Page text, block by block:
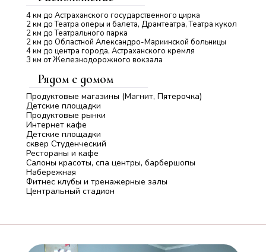
Рядом с домом
4 км до Астраханского государственного цирка
2 км до Театра оперы и балета, Драмтеатра, Театра кукол
2 км до Театрального парка
2 км до Областной Александро-Мариинской больницы
4 км до центра города, Астраханского кремля
3 км от Железнодорожного вокзала
Продуктовые магазины (Магнит, Пятерочка)
Детские площадки
Продуктовые рынки
Интернет кафе
Детские площадки
сквер Студенческий
Рестораны и кафе
Салоны красоты, спа центры, барбершопы
Набережная
Фитнес клубы и тренажерные залы
Центральный стадион